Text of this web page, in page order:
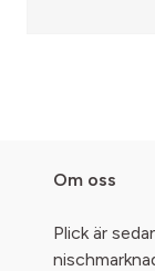
Om oss
Plick är